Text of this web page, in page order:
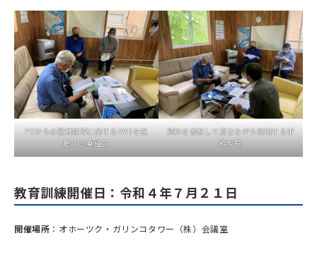
PCからの避難誘導に関するDVDを視
聴する乗組員
資料を参照して頂きながら説明する事
務局長
教育訓練開催日：令和４年７月２１日
開催場所 ：オホーツク・ガリンコタワー（株）会議室